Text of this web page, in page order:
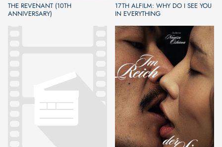
THE REVENANT (10TH
ANNIVERSARY)
17TH ALFILM: WHY DO I SEE YOU
IN EVERYTHING